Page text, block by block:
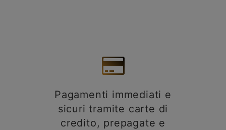
Pagamenti immediati e
sicuri tramite carte di
credito, prepagate e